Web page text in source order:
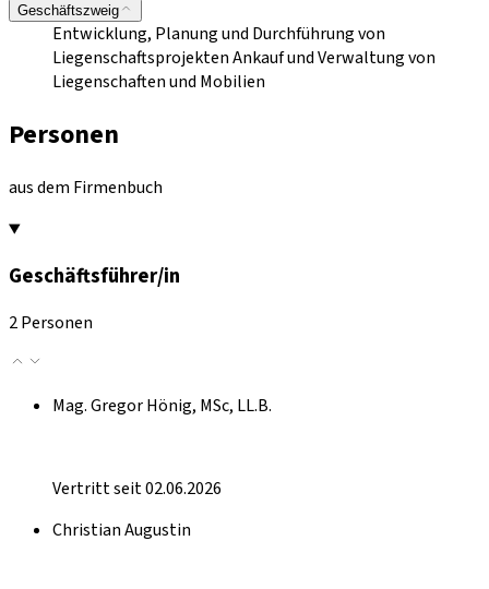
Geschäftszweig
Entwicklung, Planung und Durchführung von
Liegenschaftsprojekten Ankauf und Verwaltung von
Liegenschaften und Mobilien
Personen
aus dem Firmenbuch
Geschäftsführer/in
2 Personen
Mag. Gregor Hönig, MSc, LL.B.
Vertritt seit 02.06.2026
Christian Augustin